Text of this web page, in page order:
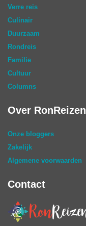
Verre reis
Culinair
Duurzaam
Rondreis
Familie
Cultuur
Columns
Over RonReizen
Onze bloggers
Zakelijk
Algemene voorwaarden
Contact